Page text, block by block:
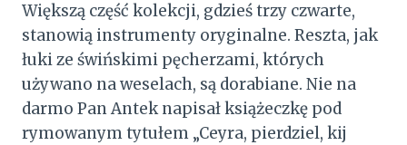
Większą część kolekcji, gdzieś trzy czwarte,
stanowią instrumenty oryginalne. Reszta, jak
łuki ze świńskimi pęcherzami, których
używano na weselach, są dorabiane. Nie na
darmo Pan Antek napisał książeczkę pod
rymowanym tytułem „Ceyra, pierdziel, kij